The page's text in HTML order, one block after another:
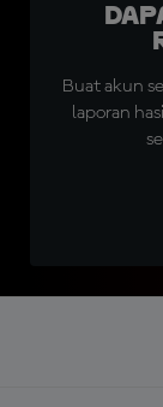
Buat akun
laporan